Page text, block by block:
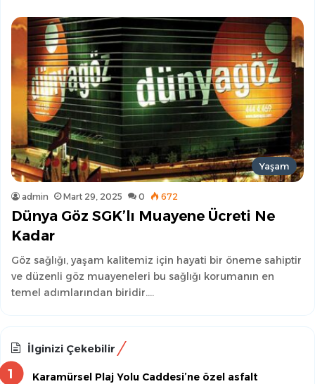
Yaşam
admin Mart 29, 2025 0 672
Dünya Göz SGK’lı Muayene Ücreti Ne
Kadar
Göz sağlığı, yaşam kalitemiz için hayati bir öneme sahiptir
ve düzenli göz muayeneleri bu sağlığı korumanın en
temel adımlarından biridir.…
İlginizi Çekebilir
Karamürsel Plaj Yolu Caddesi’ne özel asfalt